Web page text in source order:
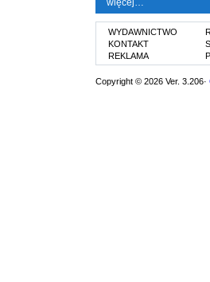
więcej…
WYDAWNICTWO
KONTAKT
REKLAMA
Copyright © 2026 Ver. 3.206·